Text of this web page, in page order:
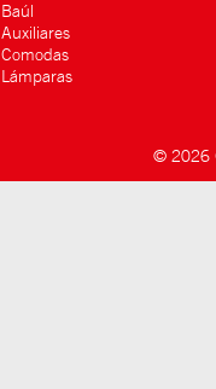
Baúl
Auxiliares
Comodas
Lámparas
© 2026